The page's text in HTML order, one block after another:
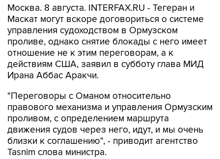
Москва. 8 августа. INTERFAX.RU - Тегеран и
Маскат могут вскоре договориться о системе
управления судоходством в Ормузском
проливе, однако снятие блокады с него имеет
отношение не к этим переговорам, а к
действиям США, заявил в субботу глава МИД
Ирана Аббас Аракчи.
"Переговоры с Оманом относительно
правового механизма и управления Ормузским
проливом, с определением маршрута
движения судов через него, идут, и мы очень
близки к соглашению", - приводит агентство
Tasnim слова министра.